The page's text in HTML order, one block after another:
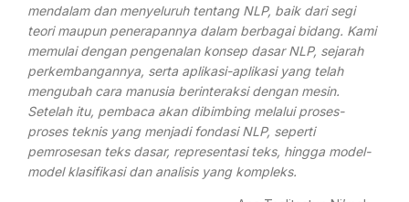
mendalam dan menyeluruh tentang NLP, baik dari segi
teori maupun penerapannya dalam berbagai bidang. Kami
memulai dengan pengenalan konsep dasar NLP, sejarah
perkembangannya, serta aplikasi-aplikasi yang telah
mengubah cara manusia berinteraksi dengan mesin.
Setelah itu, pembaca akan dibimbing melalui proses-
proses teknis yang menjadi fondasi NLP, seperti
pemrosesan teks dasar, representasi teks, hingga model-
model klasifikasi dan analisis yang kompleks.